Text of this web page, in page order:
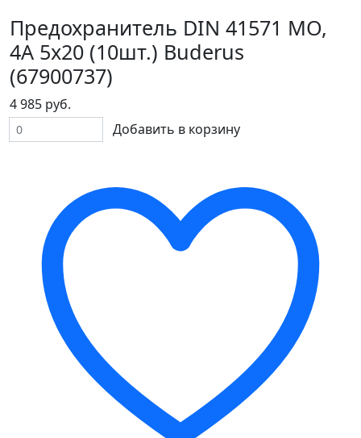
Предохранитель DIN 41571 MO,
4A 5x20 (10шт.) Buderus
(67900737)
4 985 руб.
Добавить в корзину